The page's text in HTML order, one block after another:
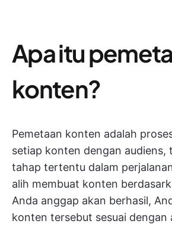
Apa itu
konten?
Pemetaan konten adalah
setiap konten dengan audiens,
tahap tertentu dalam
alih membuat konten
Anda anggap akan berhasil,
konten tersebut sesuai dengan